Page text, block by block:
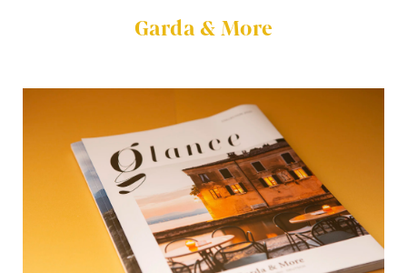
Garda & More